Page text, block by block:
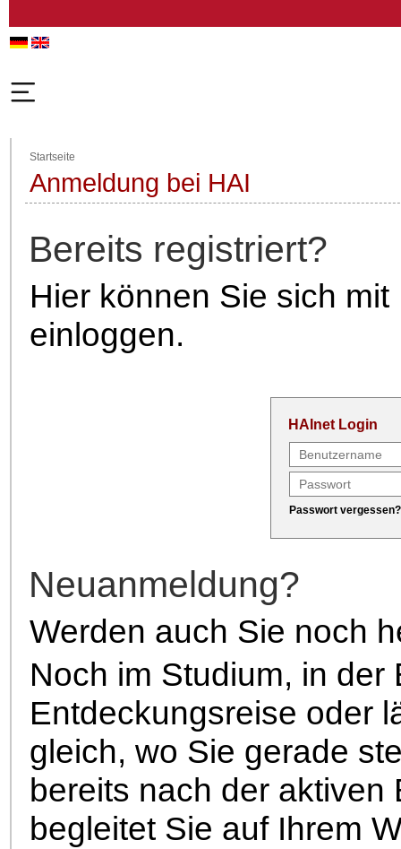
Startseite
Anmeldung bei HAI
Bereits registriert?
Hier können Sie sich
einloggen.
HAInet Login
Passwort vergessen?
Neuanmeldung?
Werden auch Sie noch
Noch im Studium, in
Entdeckungsreise oder
gleich, wo Sie gerade
bereits nach der
begleitet Sie auf Ihrem